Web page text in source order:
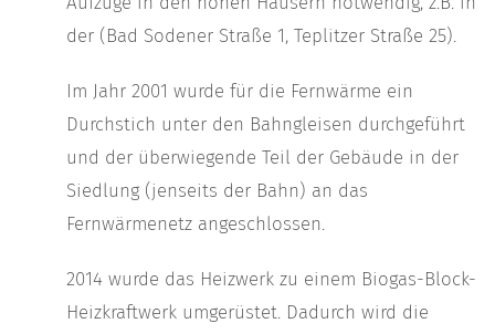
der (Bad Sodener Straße 1, Teplitzer Straße 25).
Im Jahr 2001 wurde für die Fernwärme ein
Durchstich unter den Bahngleisen durchgeführt
und der überwiegende Teil der Gebäude in der
Siedlung (jenseits der Bahn) an das
Fernwärmenetz angeschlossen.
2014 wurde das Heizwerk zu einem Biogas-Block-
Heizkraftwerk umgerüstet. Dadurch wird die